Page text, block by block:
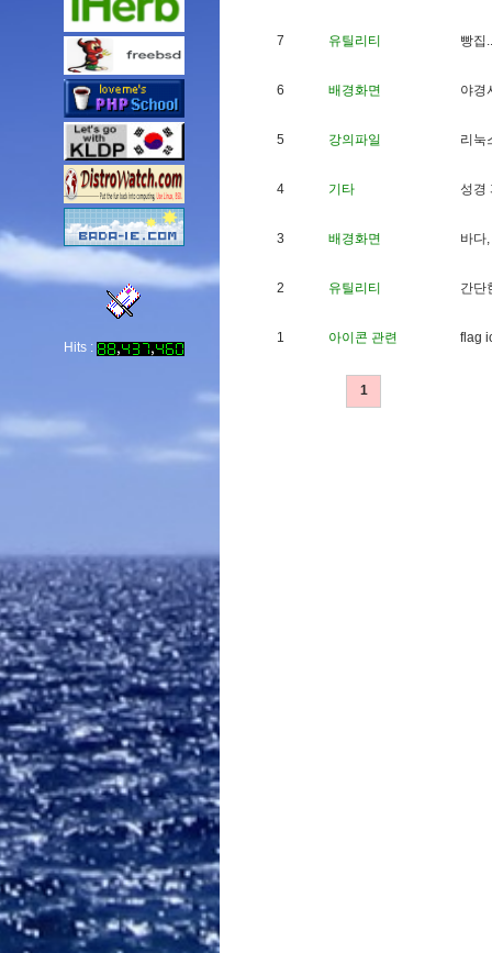
Hits :
7 유틸리티 빵집 ..
6 배경화면 야경
5 강의파일 리 눅
4 기타 성경
3 배경화면 바다,
2 유틸리티 간단
1 아이콘 관련 flag i
1